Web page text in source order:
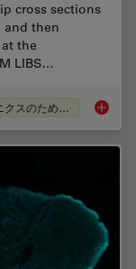
cross sections
and then
the
LIBS…
エレクトロニクスのための断面解析